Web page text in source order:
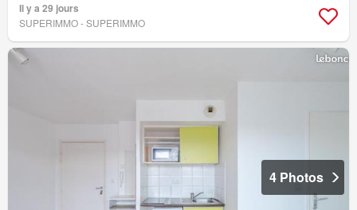
Il y a 29 jours
SUPERIMMO - SUPERIMMO
4 Photos